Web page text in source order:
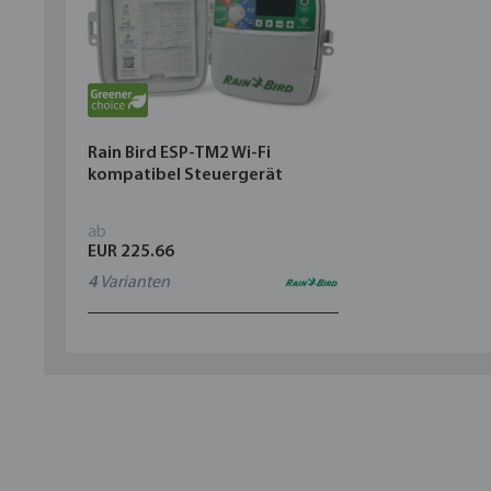
Rain Bird ESP-TM2 Wi-Fi
kompatibel Steuergerät
ab
EUR 225.66
4 Varianten